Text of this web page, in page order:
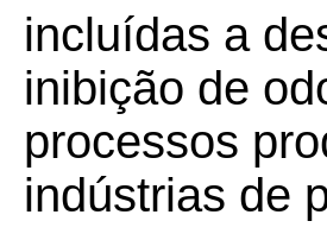
incluídas a
inibição de
processos
indústrias de